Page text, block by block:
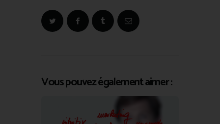
Vous pouvez également aimer :